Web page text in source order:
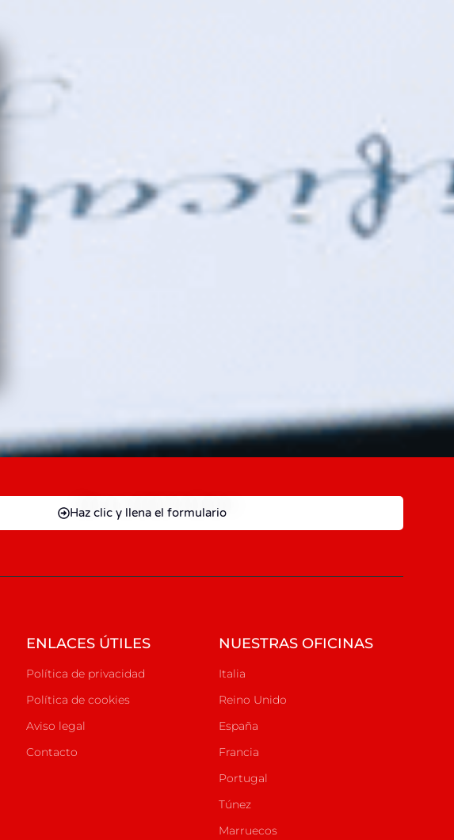
Haz clic y llena el formulario
ENLACES ÚTILES
Política de privacidad
Política de cookies
Aviso legal
Contacto
NUESTRAS OFICINAS
Italia
Reino Unido
España
Francia
Portugal
Túnez
Marruecos